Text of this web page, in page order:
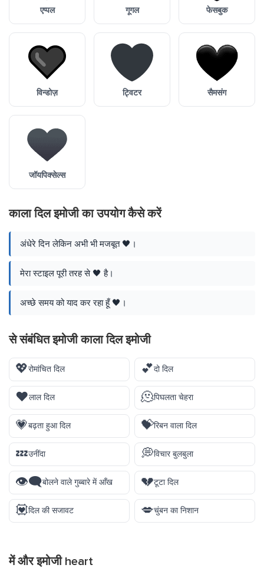
एप्पल गूगल फेसबुक
विन्डोज़ ट्विटर सैमसंग
जॉयपिक्सेल्स
काला दिल इमोजी का उपयोग कैसे करें
अंधेरे दिन लेकिन अभी भी मजबूत 🖤।
मेरा स्टाइल पूरी तरह से 🖤 है।
अच्छे समय को याद कर रहा हूँ 🖤।
से संबंधित इमोजी काला दिल इमोजी
💖रोमांचित दिल 💕दो दिल
❤️लाल दिल 🫠पिघलता चेहरा
💗बढ़ता हुआ दिल 💝रिबन वाला दिल
💤उनींदा 💭विचार बुलबुला
👁️‍🗨️बोलने वाले गुब्बारे में आँख 💔टूटा दिल
💟दिल की सजावट 💋चुंबन का निशान
में और इमोजी heart